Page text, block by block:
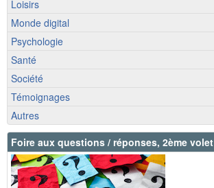
Loisirs
Monde digital
Psychologie
Santé
Société
Témoignages
Autres
Foire aux questions / réponses, 2ème volet